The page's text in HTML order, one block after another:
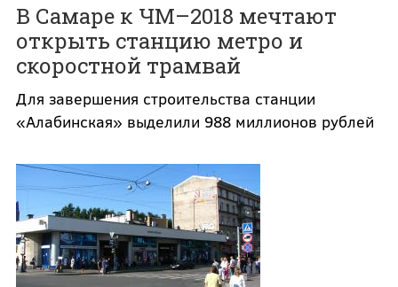
В Самаре к ЧМ–2018 мечтают
открыть станцию метро и
скоростной трамвай
Для завершения строительства станции
«Алабинская» выделили 988 миллионов рублей